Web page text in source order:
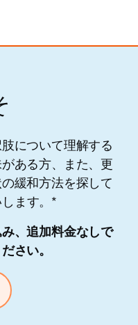
について理解する
ある方、また、更
緩和方法を探して
ます。*
、追加料金なしで
さい。